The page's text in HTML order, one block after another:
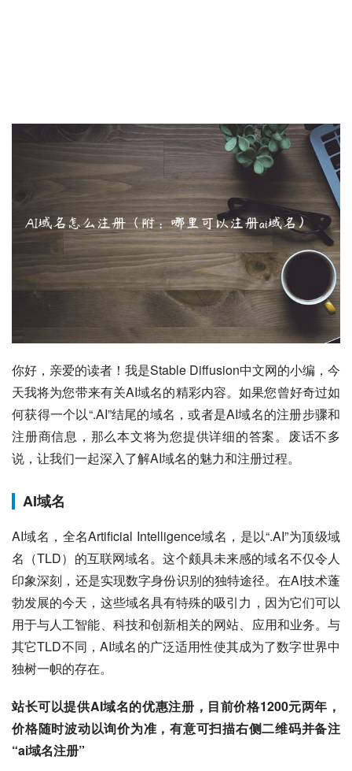
你好，亲爱的读者！我是Stable Diffusion中文网的小编，今
天我将为您带来有关AI域名的精彩内容。如果您曾好奇过如
何获得一个以“.AI”结尾的域名，或者是AI域名的注册步骤和
注册商信息，那么本文将为您提供详细的答案。废话不多
说，让我们一起深入了解AI域名的魅力和注册过程。
AI域名
AI域名，全名Artificial Intelligence域名，是以“.AI”为顶级域
名（TLD）的互联网域名。这个颇具未来感的域名不仅令人
印象深刻，还是实现数字身份识别的独特途径。在AI技术蓬
勃发展的今天，这些域名具有特殊的吸引力，因为它们可以
用于与人工智能、科技和创新相关的网站、应用和业务。与
其它TLD不同，AI域名的广泛适用性使其成为了数字世界中
独树一帜的存在。
站长可以提供AI域名的优惠注册，目前价格1200元两年，
价格随时波动以询价为准，有意可扫描右侧二维码并备注
“ai域名注册”